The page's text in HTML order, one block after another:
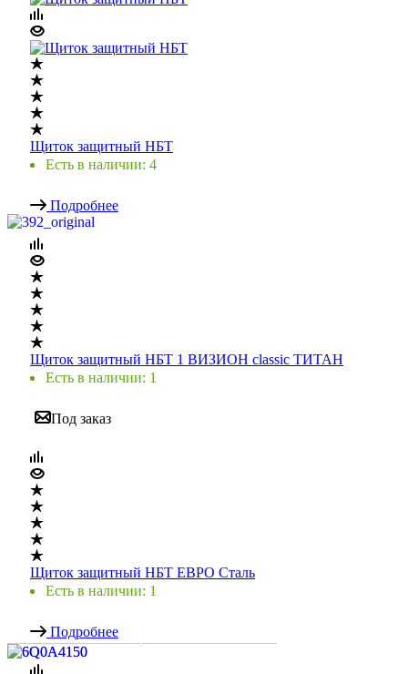
Щиток защитный НБТ
Есть в наличии: 4
Подробнее
Щиток защитный НБТ 1 ВИЗИОН classic ТИТАН
Есть в наличии: 1
Под заказ
Щиток защитный НБТ ЕВРО Сталь
Есть в наличии: 1
Подробнее